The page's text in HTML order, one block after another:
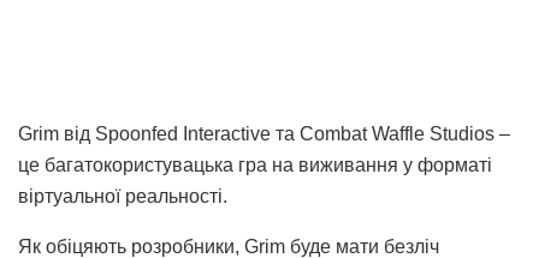
Grim від Spoonfed Interactive та Combat Waffle Studios –
це багатокористувацька гра на виживання у форматі
віртуальної реальності.
Як обіцяють розробники, Grim буде мати безліч